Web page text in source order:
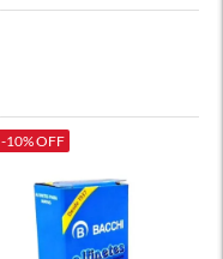
-10% OFF